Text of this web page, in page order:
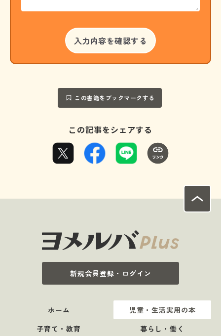
この書籍をブックマークする
この記事をシェアする
新規会員登録・ログイン
ホーム
児童・生活実用の本
子育て・教育
暮らし・働く